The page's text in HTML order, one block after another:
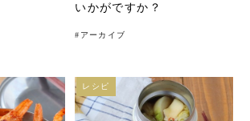
いかがですか？
# アーカイブ
レシピ